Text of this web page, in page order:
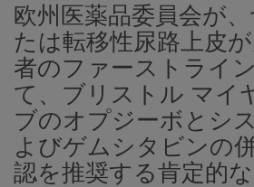
欧州医薬品委員会が
たは転移性尿路上皮
者のファーストライ
て、ブリストル マイ
ブのオプジーボとシ
よびゲムシタビンの
認を推奨する肯定的